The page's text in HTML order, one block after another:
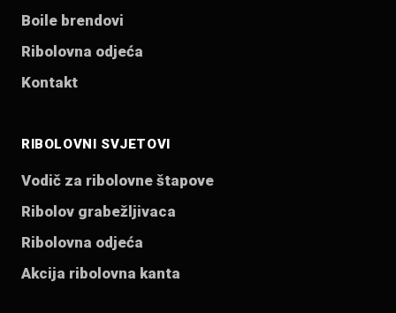
Boile brendovi
Ribolovna odjeća
Kontakt
RIBOLOVNI SVJETOVI
Vodič za ribolovne štapove
Ribolov grabežljivaca
Ribolovna odjeća
Akcija ribolovna kanta